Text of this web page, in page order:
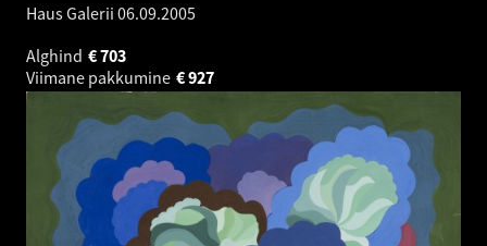
Haus Galerii 06.09.2005
Alghind
703
€
Viimane pakkumine
927
€